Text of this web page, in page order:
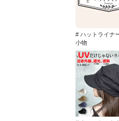
# ハットライナ
小物